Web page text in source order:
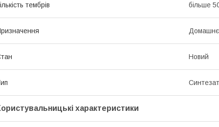
тембрів більше
Домашнє
Новий
характеристики